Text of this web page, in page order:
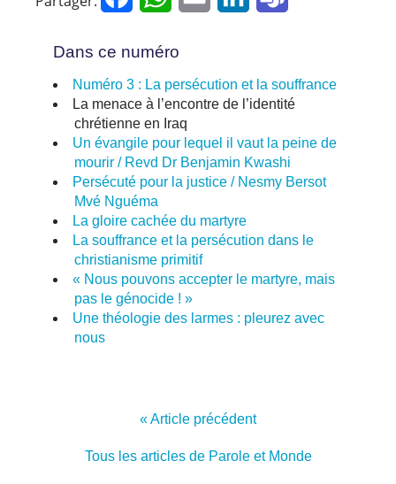
Dans ce numéro
Numéro 3 : La persécution et la souffrance
La menace à l’encontre de l’identité
chrétienne en Iraq
Un évangile pour lequel il vaut la peine de
mourir / Revd Dr Benjamin Kwashi
Persécuté pour la justice / Nesmy Bersot
Mvé Nguéma
La gloire cachée du martyre
La souffrance et la persécution dans le
christianisme primitif
« Nous pouvons accepter le martyre, mais
pas le génocide ! »
Une théologie des larmes : pleurez avec
nous
« Article précédent
Tous les articles de Parole et Monde